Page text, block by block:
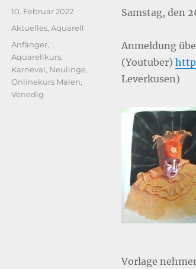
Samstag, den
Anmeldung
(Youtuber)
Leverkusen)
Vorlage
Veröffentlicht
am
10. Februar 2022
Kategorien
Aktuelles, Aquarell
Schlagwörter
Anfänger,
Aquarellkurs,
Karneval, Neulinge,
Onlinekurs Malen,
Venedig